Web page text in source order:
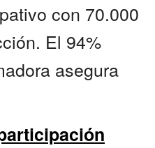
con 70.000
El 94%
asegura